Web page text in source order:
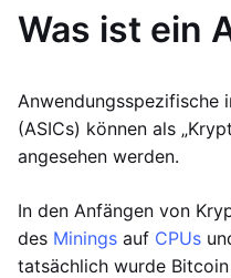
Was ist ein
Anwendungsspezifische
(ASICs) können als
angesehen werden.
In den Anfängen von
des Minings auf CPUs
tatsächlich wurde